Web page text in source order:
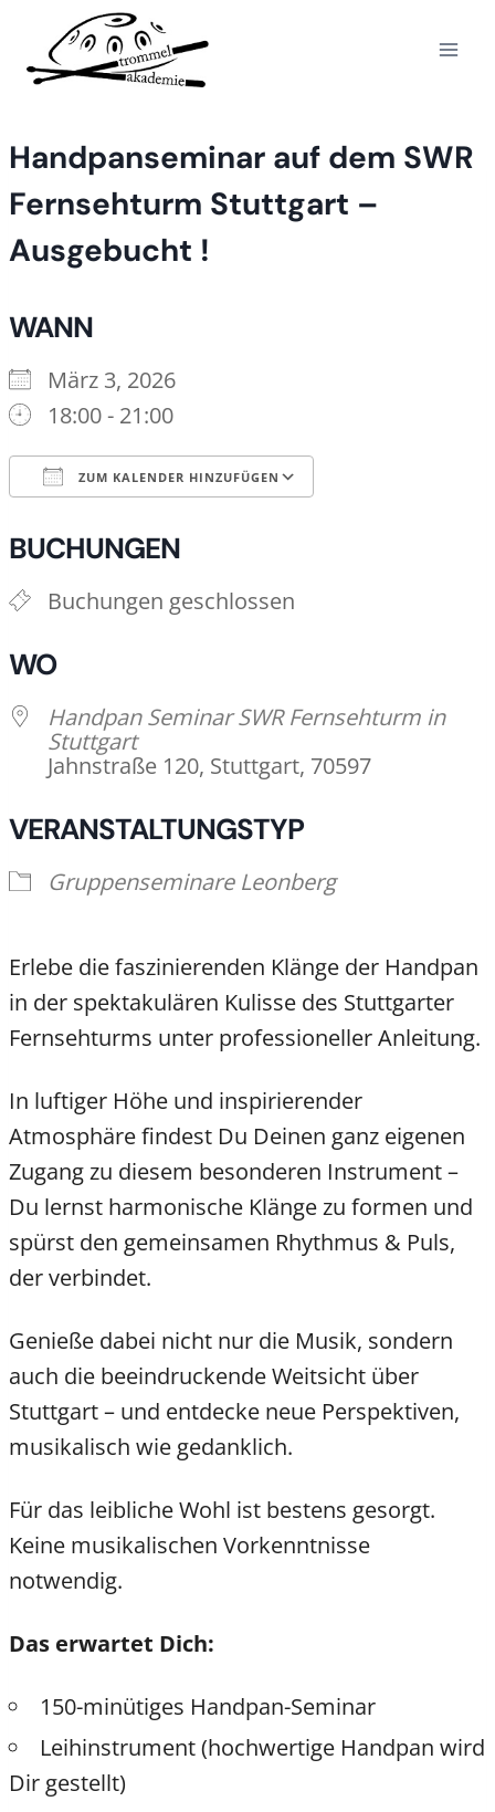
Inhalt
springen
Handpanseminar auf dem SWR
Fernsehturm Stuttgart –
Ausgebucht !
WANN
März 3, 2026
18:00 - 21:00
ZUM KALENDER HINZUFÜGEN
BUCHUNGEN
Buchungen geschlossen
WO
Handpan Seminar SWR Fernsehturm in
Stuttgart
Jahnstraße 120, Stuttgart, 70597
VERANSTALTUNGSTYP
Gruppenseminare Leonberg
Erlebe die faszinierenden Klänge der Handpan
in der spektakulären Kulisse des Stuttgarter
Fernsehturms unter professioneller Anleitung.
In luftiger Höhe und inspirierender
Atmosphäre findest Du Deinen ganz eigenen
Zugang zu diesem besonderen Instrument –
Du lernst harmonische Klänge zu formen und
spürst den gemeinsamen Rhythmus & Puls,
der verbindet.
Genieße dabei nicht nur die Musik, sondern
auch die beeindruckende Weitsicht über
Stuttgart – und entdecke neue Perspektiven,
musikalisch wie gedanklich.
Für das leibliche Wohl ist bestens gesorgt.
Keine musikalischen Vorkenntnisse
notwendig.
Das erwartet Dich:
150-minütiges Handpan-Seminar
Leihinstrument (hochwertige Handpan wird
Dir gestellt)